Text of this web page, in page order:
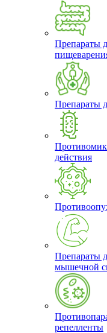
Препараты
Препараты
действия
Препараты
мышечной
репелленты